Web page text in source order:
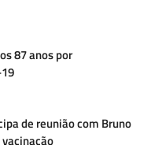
87 anos por
de reunião com Bruno